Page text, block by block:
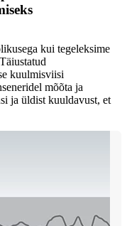
kui tegeleksime
kuulmisviisi
mõõta ja
ja üldist kuuldavust, et